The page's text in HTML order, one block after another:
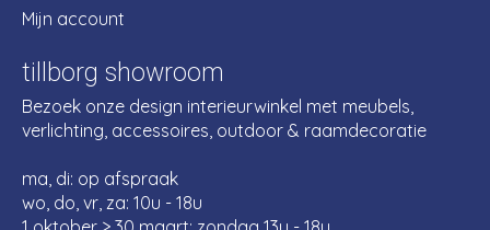
Mijn account
tillborg showroom
Bezoek onze design interieurwinkel met meubels,
verlichting, accessoires, outdoor & raamdecoratie
ma, di: op afspraak
wo, do, vr, za: 10u - 18u